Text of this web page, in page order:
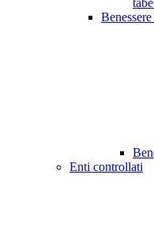
Enti controllati